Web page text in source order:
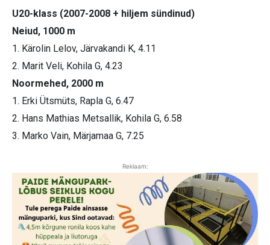
U20-klass (2007-2008 + hiljem sündinud)
Neiud, 1000 m
1. Kärolin Lelov, Järvakandi K, 4.11
2. Marit Veli, Kohila G, 4.23
Noormehed, 2000 m
1. Erki Ütsmüts, Rapla G, 6.47
2. Hans Mathias Metsallik, Kohila G, 6.58
3. Marko Vain, Märjamaa G, 7.25
Reklaam: